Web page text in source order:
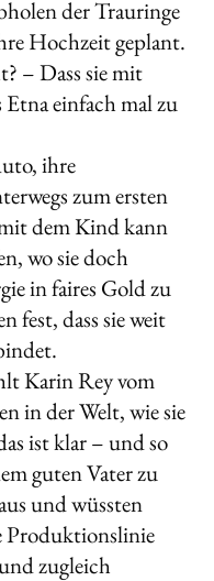
der Trauringe
Hochzeit geplant.
– Dass sie mit
einfach mal zu
ihre
zum ersten
dem Kind kann
wo sie doch
in faires Gold zu
fest, dass sie weit
Karin Rey vom
in der Welt, wie sie
ist klar – und so
guten Vater zu
und wüssten
Produktionslinie
zugleich